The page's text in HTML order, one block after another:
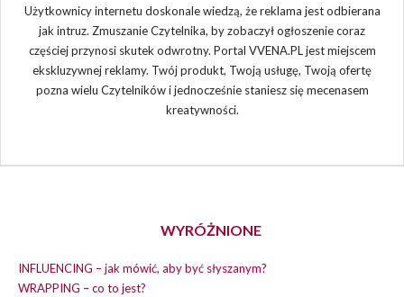
Użytkownicy internetu doskonale wiedzą, że reklama jest odbierana
jak intruz. Zmuszanie Czytelnika, by zobaczył ogłoszenie coraz
częściej przynosi skutek odwrotny. Portal VVENA.PL jest miejscem
ekskluzywnej reklamy. Twój produkt, Twoją usługę, Twoją ofertę
pozna wielu Czytelników i jednocześnie staniesz się mecenasem
kreatywności.
WYRÓŻNIONE
INFLUENCING – jak mówić, aby być słyszanym?
WRAPPING – co to jest?